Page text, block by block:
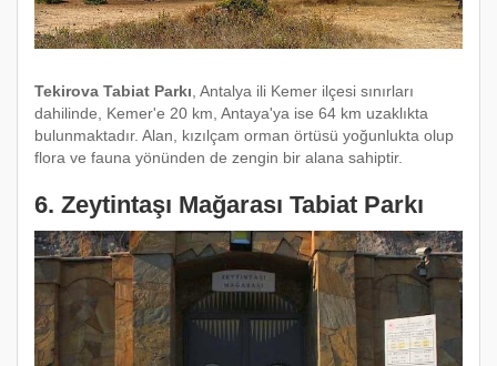
Tekirova Tabiat Parkı, Antalya ili Kemer ilçesi sınırları
dahilinde, Kemer'e 20 km, Antaya'ya ise 64 km uzaklıkta
bulunmaktadır. Alan, kızılçam orman örtüsü yoğunlukta olup
flora ve fauna yönünden de zengin bir alana sahiptir.
6. Zeytintaşı Mağarası Tabiat Parkı